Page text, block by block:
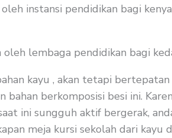
instansi pendidikan bagi
lembaga pendidikan bagi
kayu , akan tetapi
berkomposisi besi ini.
ini sungguh aktif bergerak,
meja kursi sekolah dari